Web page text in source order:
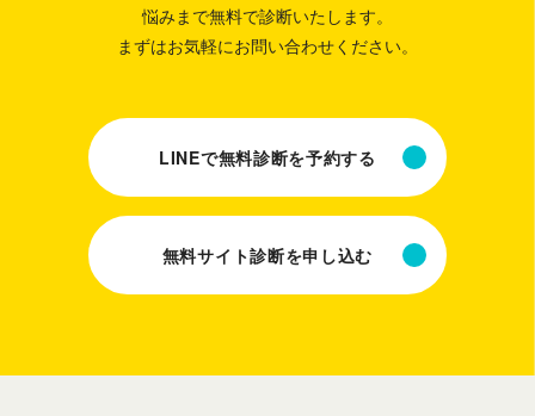
悩みまで無料で診断いたします。
まずはお気軽にお問い合わせください。
LINEで無料診断を予約する
無料サイト診断を申し込む